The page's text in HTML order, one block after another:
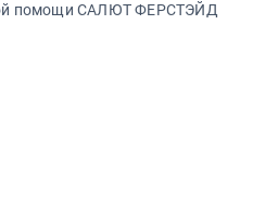
помощи САЛЮТ ФЕРСТЭЙД